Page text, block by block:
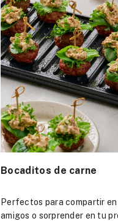
Bocaditos de carne
Perfectos para compartir
amigos o sorprender en tu